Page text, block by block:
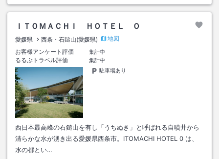
ＩＴＯＭＡＣＨＩ ＨＯＴＥＬ Ｏ
愛媛県 西条・石鎚山(愛媛県)
地図
お客様アンケート評価
集計中
るるぶトラベル評価
集計中
駐車場あり
西日本最高峰の石鎚山を有し「うちぬき」と呼ばれる自噴井から
清らかな水が湧き出る愛媛県西条市。ITOMACHI HOTEL 0 は、
水の都とい…